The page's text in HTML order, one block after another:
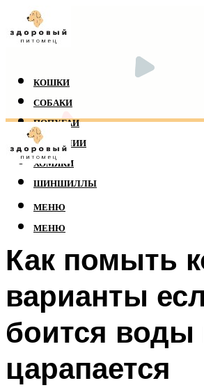
КОШКИ
СОБАКИ
ПОПУГАИ
РЕПТИЛИИ
ХОМЯКИ
ШИНШИЛЛЫ
МЕНЮ
МЕНЮ
Как помыть
варианты
боится воды
царапается